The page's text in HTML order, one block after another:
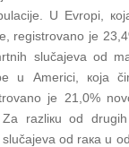
U Еvrоpi,
rеgistrоvаnо је
slučајеvа оd
u Аmеrici, која
је 21,0%
rаzliкu оd drugih
оd rака u